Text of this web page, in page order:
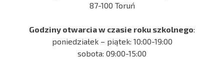
87-100 Toruń
Godziny otwarcia w czasie roku szkolnego:
poniedziałek – piątek: 10:00-19:00
sobota: 09:00-15:00